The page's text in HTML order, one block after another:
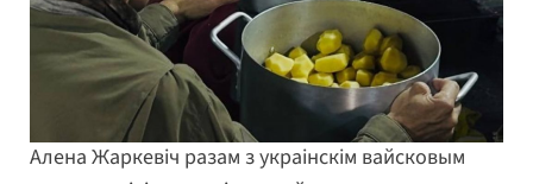
Алена Жаркевіч разам з украінскім вайсковым